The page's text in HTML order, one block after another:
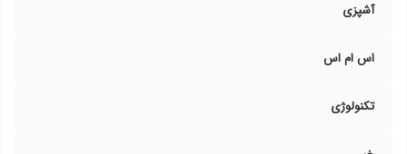
آشپزی
اس ام اس
تکنولوژی